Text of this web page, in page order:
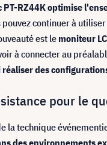
PT-RZ44K optimise
pouvez continuer à
est lemoniteur
à connecter au
réaliser des
pour le
la technique
des environnements